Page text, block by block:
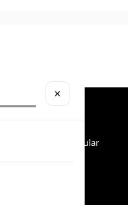
Sıkça Sorulan Sorular
✕